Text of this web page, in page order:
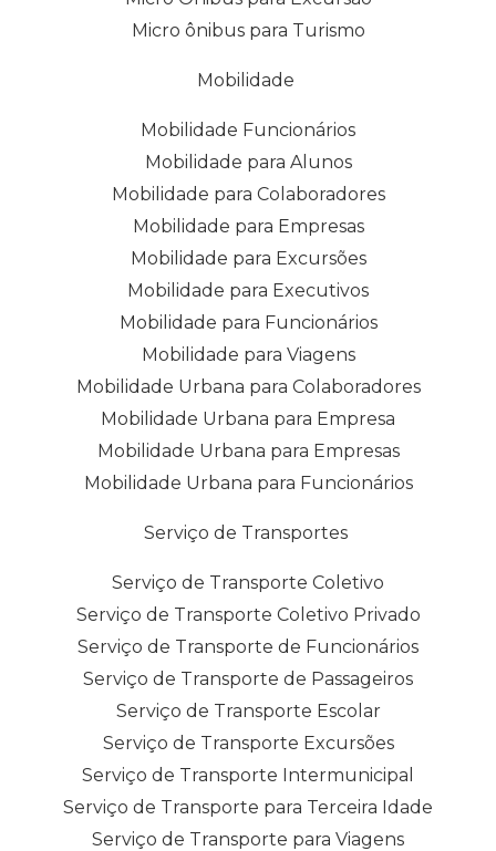
Micro ônibus para Turismo
Mobilidade
Mobilidade Funcionários
Mobilidade para Alunos
Mobilidade para Colaboradores
Mobilidade para Empresas
Mobilidade para Excursões
Mobilidade para Executivos
Mobilidade para Funcionários
Mobilidade para Viagens
Mobilidade Urbana para Colaboradores
Mobilidade Urbana para Empresa
Mobilidade Urbana para Empresas
Mobilidade Urbana para Funcionários
Serviço de Transportes
Serviço de Transporte Coletivo
Serviço de Transporte Coletivo Privado
Serviço de Transporte de Funcionários
Serviço de Transporte de Passageiros
Serviço de Transporte Escolar
Serviço de Transporte Excursões
Serviço de Transporte Intermunicipal
Serviço de Transporte para Terceira Idade
Serviço de Transporte para Viagens